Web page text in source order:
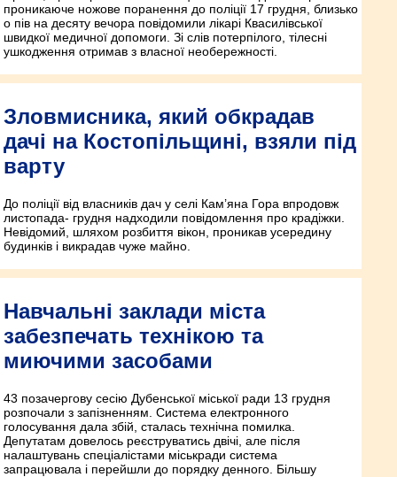
проникаюче ножове поранення до поліції 17 грудня, близько
о пів на десяту вечора повідомили лікарі Квасилівської
швидкої медичної допомоги. Зі слів потерпілого, тілесні
ушкодження отримав з власної необережності.
Зловмисника, який обкрадав
дачі на Костопільщині, взяли під
варту
До поліції від власників дач у селі Кам’яна Гора впродовж
листопада- грудня надходили повідомлення про крадіжки.
Невідомий, шляхом розбиття вікон, проникав усередину
будинків і викрадав чуже майно.
Навчальні заклади міста
забезпечать технікою та
миючими засобами
43 позачергову сесію Дубенської міської ради 13 грудня
розпочали з запізненням. Система електронного
голосування дала збій, сталась технічна помилка.
Депутатам довелось реєструватись двічі, але після
налаштувань спеціалістами міськради система
запрацювала і перейшли до порядку денного. Більшу